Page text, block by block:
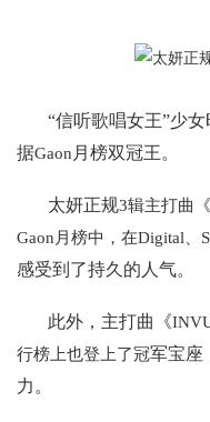
“信听歌唱女王”少
据Gaon 月榜双冠王。
太妍正规3辑主打曲
Gaon月榜中，在Digital、
感受到了持久的人气。
此外，主打曲《
行榜上也登上了冠军宝座
力。